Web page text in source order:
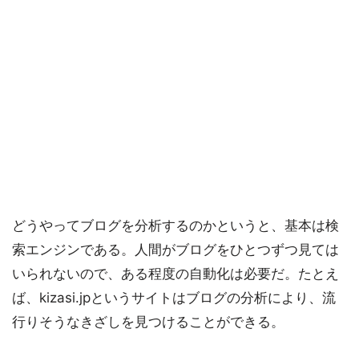
どうやってブログを分析するのかというと、基本は検
索エンジンである。人間がブログをひとつずつ見ては
いられないので、ある程度の自動化は必要だ。たとえ
ば、kizasi.jpというサイトはブログの分析により、流
行りそうなきざしを見つけることができる。